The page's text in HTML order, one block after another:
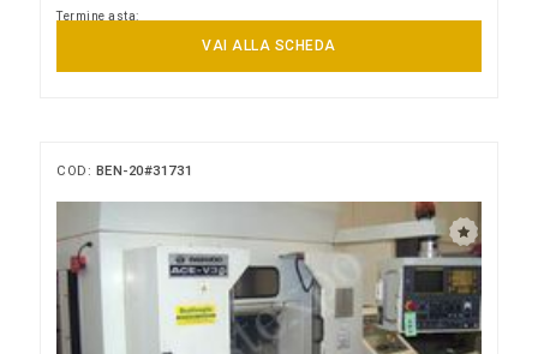
Termine asta:
VAI ALLA SCHEDA
COD: BEN-20#31731